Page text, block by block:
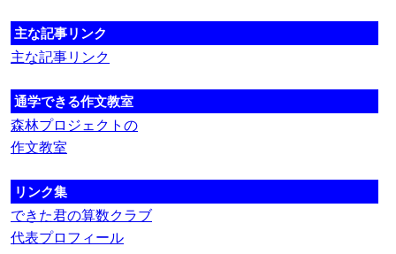
主な記事リンク
主な記事リンク
通学できる作文教室
森林プロジェクトの
作文教室
リンク集
できた君の算数クラブ
代表プロフィール